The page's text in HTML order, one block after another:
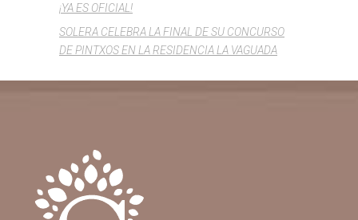
¡YA ES OFICIAL!
SOLERA CELEBRA LA FINAL DE SU CONCURSO
DE PINTXOS EN LA RESIDENCIA LA VAGUADA